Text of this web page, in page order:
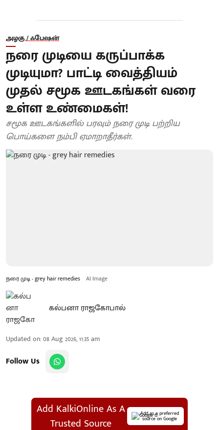
அழகு / ஃபேஷன்
நரை முடியை கருப்பாக்க
முடியுமா? பாட்டி வைத்தியம்
முதல் சமூக ஊடகங்கள் வரை
உள்ள உண்மைகள்!
சமூக ஊடகங்களில் பரவும் நரை முடி பற்றிய
பொய்களை நம்பி ஏமாறாதீர்கள்.
நரை முடி - grey hair remedies AI Image
கல்பனா ராஜகோபால்
Updated on:08 Aug 2026, 11:35 am
Follow Us
Add KalkiOnline As A
Trusted Source
Add as a preferred
source on Google